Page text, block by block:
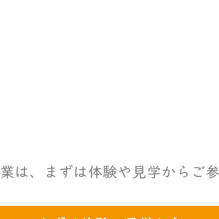
は、まずは体験や見学からご